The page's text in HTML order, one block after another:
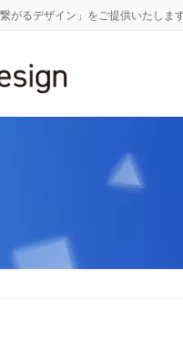
がるデザイン」をご提供いたします